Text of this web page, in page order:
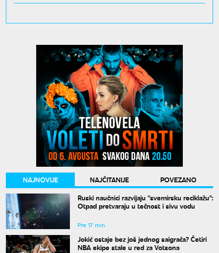
NAJNOVIJE NAJČITANIJE
POVEZANO
Ruski naučnici razvijaju "svemirsku reciklažu":
Otpad pretvaraju u tečnost i sivu vodu
Pre 17 min
Jokić ostaje bez još jednog saigrača? Četiri
NBA ekipe stale u red za Votsona